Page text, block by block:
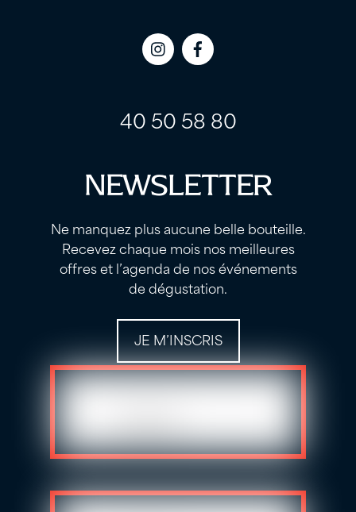
Icon
Icon
40 50 58 80
NEWSLETTER
Ne manquez plus aucune belle bouteille.
Recevez chaque mois nos meilleures
offres et l’agenda de nos événements
de dégustation.
JE M’INSCRIS